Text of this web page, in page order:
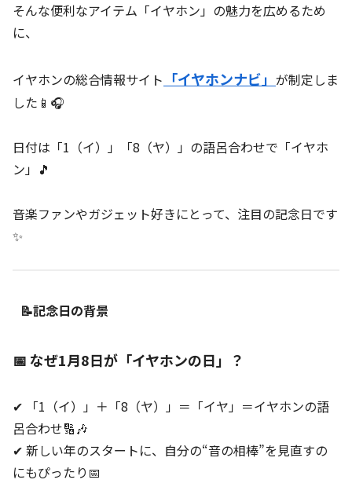
そんな便利なアイテム「イヤホン」の魅力を広めるため
に、
イヤホンの総合情報サイト 「イヤホンナビ」 が制定しま
した📱🎧
日付は「1（イ）」「8（ヤ）」の語呂合わせで「イヤホ
ン」🎵
音楽ファンやガジェット好きにとって、注目の記念日です
✨
📝記念日の背景
📅 なぜ1月8日が「イヤホンの日」？
✔ 「1（イ）」＋「8（ヤ）」＝「イヤ」＝イヤホンの語
呂合わせ🔢🎶
✔ 新しい年のスタートに、自分の“音の相棒”を見直すの
にもぴったり📅